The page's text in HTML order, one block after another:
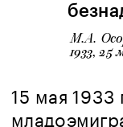
М.А.
1933, 25
15 мая 1933